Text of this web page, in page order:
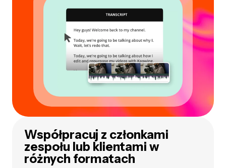
Współpracuj z członkami
zespołu lub klientami w
różnych formatach